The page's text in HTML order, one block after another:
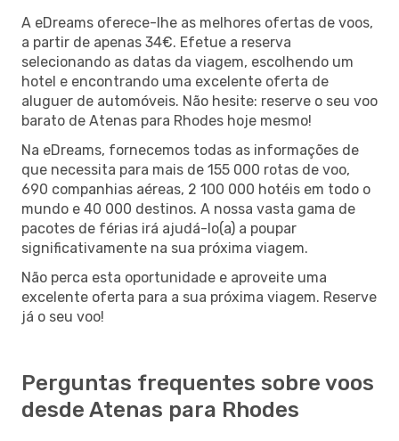
A eDreams oferece-lhe as melhores ofertas de voos,
a partir de apenas 34€. Efetue a reserva
selecionando as datas da viagem, escolhendo um
hotel e encontrando uma excelente oferta de
aluguer de automóveis. Não hesite: reserve o seu voo
barato de Atenas para Rhodes hoje mesmo!
Na eDreams, fornecemos todas as informações de
que necessita para mais de 155 000 rotas de voo,
690 companhias aéreas, 2 100 000 hotéis em todo o
mundo e 40 000 destinos. A nossa vasta gama de
pacotes de férias irá ajudá-lo(a) a poupar
significativamente na sua próxima viagem.
Não perca esta oportunidade e aproveite uma
excelente oferta para a sua próxima viagem. Reserve
já o seu voo!
Perguntas frequentes sobre voos
desde Atenas para Rhodes